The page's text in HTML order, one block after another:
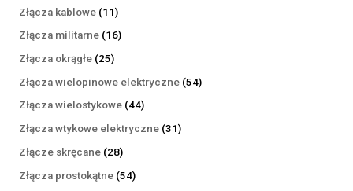
Złącza kablowe 1111
produktów
Złącza militarne 1616
Złącza okrągłe 2525
produktów
Złącza wielopinowe elektryczne 5454
Złącza wielostykowe 4444
produkty
Złącza wtykowe elektryczne 3131
Złącze skręcane 2828
produktów
Złącza prostokątne 5454